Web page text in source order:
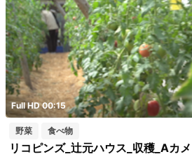
Full HD 00:15
野菜 食べ物